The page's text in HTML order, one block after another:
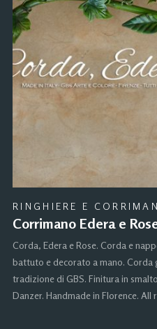
RINGHIERE E
Corrimano Edera e
Corda, Edera e Rose. Corda e
battuto e decorato a mano. Corda
tradizione di GBS. Finitura in
Danzer. Handmade in Florence. All